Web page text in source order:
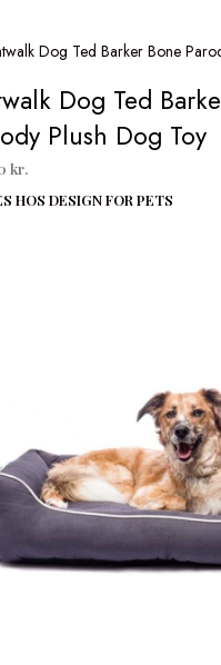
Dog Ted
Plush Dog Toy
kr.
HOS DESIGN FOR PETS